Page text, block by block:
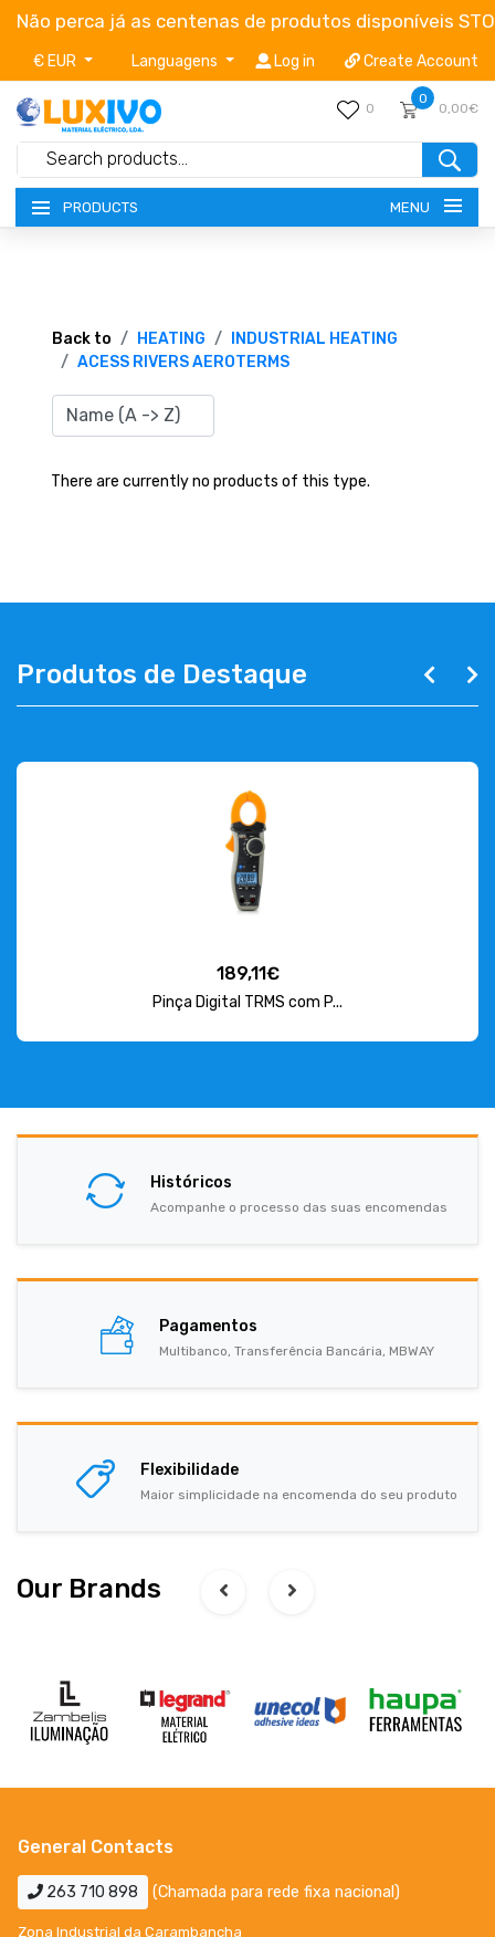
Não perca já as centenas de produtos disponíveis
€ EUR Languagens Log in Create Account
0
0
0,00€
PRODUCTS MENU
TERMS OF SERVICE
Back to HEATING
INDUSTRIAL HEATING
ACESS RIVERS AEROTERMS
There are currently no products of this type.
Produtos de Destaque
189,11€
Pinça Digital TRMS com P...
Históricos
Acompanhe o processo das suas encomendas
Pagamentos
Multibanco, Transferência Bancária, MBWAY
Flexibilidade
Maior simplicidade na encomenda do seu produto
Our Brands
General Contacts
263 710 898 (Chamada para rede fixa nacional)
Zona Industrial da Carambancha